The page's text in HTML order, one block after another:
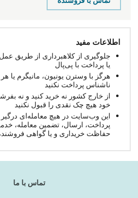
اطلاعات مفید
جلوگیری از کلاهبرداری از طریق
یا پرداخت با پی‌پال
هرگز با وسترن یونیون، مانیگرم یا
ناشناس پرداخت نکنید
از خارج کشور نه خرید کنید و نه
خود هیچ چک نقدی را قبول نکنید
این وب‌سایت در هیچ معامله‌ای
پرداخت، ارسال، تضمین معامله،
حفاظت خریداری و یا گواهی
تماس با ما